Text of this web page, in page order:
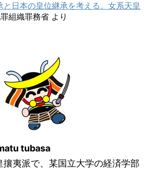
と日本の皇位継承を考える。女系天皇
組織罪務省 より
tubasa
夷派で、某国立大学の経済学部